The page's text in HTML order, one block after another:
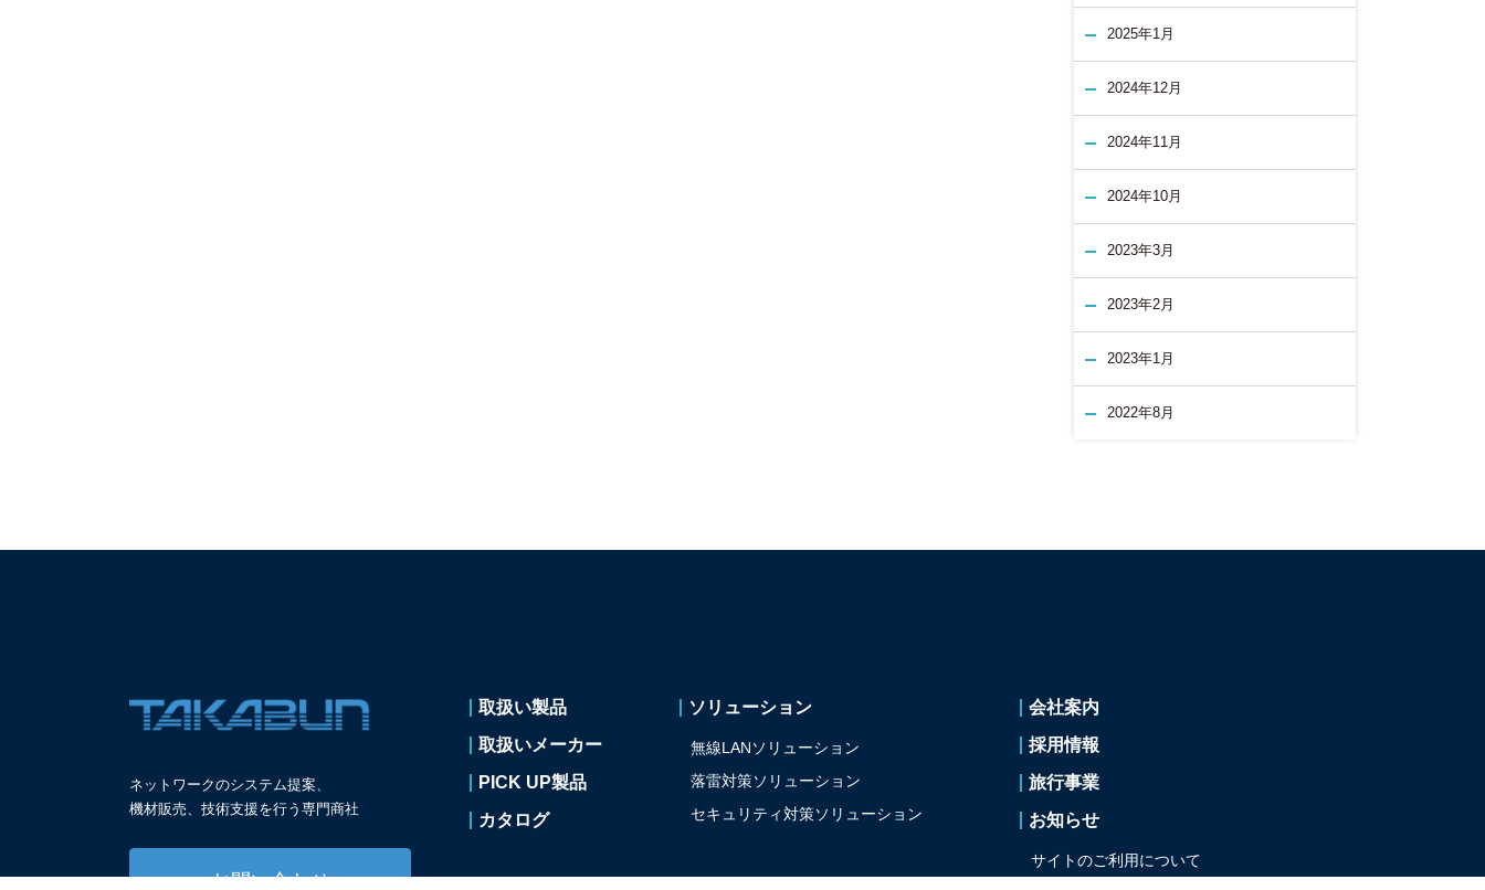
2025年1月
2024年12月
2024年11月
2024年10月
2023年3月
2023年2月
2023年1月
2022年8月
ネットワークのシステム提案、
機材販売、技術支援を行う専門商社
お問い合わせ
取扱い製品
取扱いメーカー
PICK UP製品
カタログ
ソリューション
無線LANソリューション
落雷対策ソリューション
セキュリティ対策ソリューション
会社案内
採用情報
旅行事業
お知らせ
サイトのご利用について